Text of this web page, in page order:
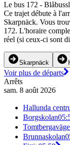
Le bus 172 -
Ce trajet débute à
Skarpnäck. Vous
172. L'horaire
réel (si ceux-ci sont
Skarpnäck
Voir plus de départs
Arrêts
sam. 8 août 2026
Hallunda
Borgskolan
Brunnaskolan